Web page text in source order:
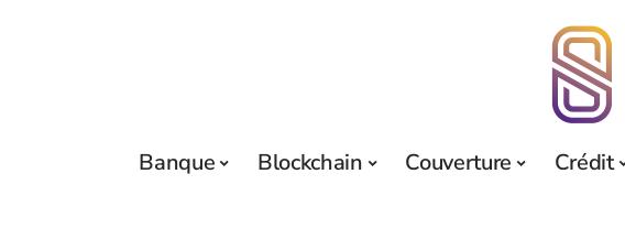
Banque Blockchain Couverture Crédit